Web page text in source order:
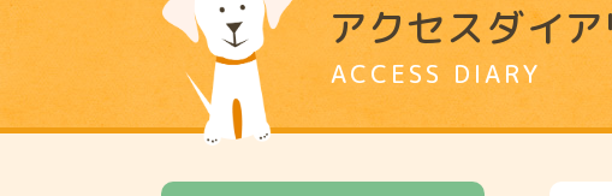
アクセスダイ
ACCESS DIARY